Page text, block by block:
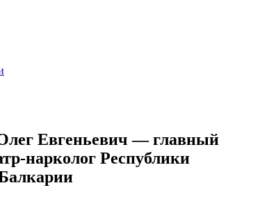
Евгеньевич — главный
нарколог Республики